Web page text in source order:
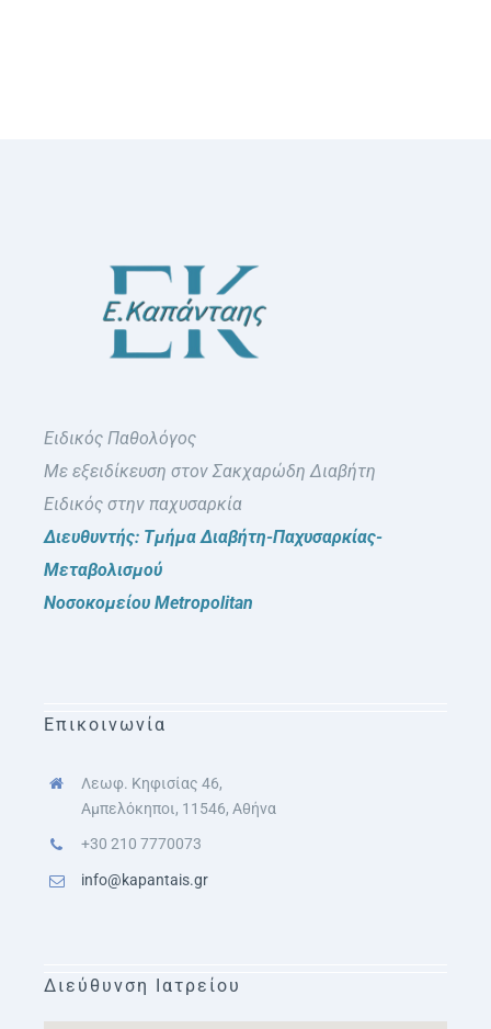
Ειδικός Παθολόγος
Με εξειδίκευση στον Σακχαρώδη Διαβήτη
Ειδικός στην παχυσαρκία
Διευθυντής: Τμήμα Διαβήτη-Παχυσαρκίας-
Μεταβολισμού
Νοσοκομείου Metropolitan
Επικοινωνία
Λεωφ. Κηφισίας 46,
Αμπελόκηποι, 11546, Αθήνα
+30 210 7770073
info@kapantais.gr
Διεύθυνση Ιατρείου